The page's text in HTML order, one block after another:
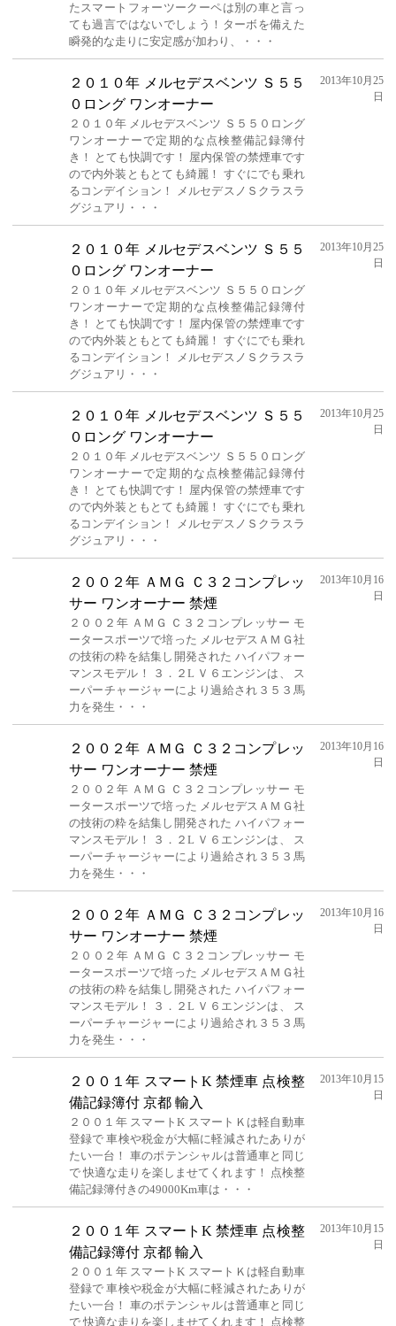
たスマートフォーツークーペは別の車と言っ
ても過言ではないでしょう！ターボを備えた
瞬発的な走りに安定感が加わり、・・・
２０１０年 メルセデスベンツ Ｓ５５
０ロング ワンオーナー
２０１０年 メルセデスベンツ Ｓ５５０ロング
ワンオーナーで定期的な点検整備記録簿付
き！ とても快調です！ 屋内保管の禁煙車です
ので内外装ともとても綺麗！ すぐにでも乗れ
るコンデイション！ メルセデスノＳクラスラ
グジュアリ・・・
2013年10月25
日
２０１０年 メルセデスベンツ Ｓ５５
０ロング ワンオーナー
２０１０年 メルセデスベンツ Ｓ５５０ロング
ワンオーナーで定期的な点検整備記録簿付
き！ とても快調です！ 屋内保管の禁煙車です
ので内外装ともとても綺麗！ すぐにでも乗れ
るコンデイション！ メルセデスノＳクラスラ
グジュアリ・・・
2013年10月25
日
２０１０年 メルセデスベンツ Ｓ５５
０ロング ワンオーナー
２０１０年 メルセデスベンツ Ｓ５５０ロング
ワンオーナーで定期的な点検整備記録簿付
き！ とても快調です！ 屋内保管の禁煙車です
ので内外装ともとても綺麗！ すぐにでも乗れ
るコンデイション！ メルセデスノＳクラスラ
グジュアリ・・・
2013年10月25
日
２００２年 ＡＭＧ Ｃ３２コンプレッ
サー ワンオーナー 禁煙
２００２年 ＡＭＧ Ｃ３２コンプレッサー モ
ータースポーツで培った メルセデスＡＭＧ社
の技術の粋を結集し開発された ハイパフォー
マンスモデル！ ３．２L Ｖ６エンジンは、 ス
ーパーチャージャーにより過給され３５３馬
力を発生・・・
2013年10月16
日
２００２年 ＡＭＧ Ｃ３２コンプレッ
サー ワンオーナー 禁煙
２００２年 ＡＭＧ Ｃ３２コンプレッサー モ
ータースポーツで培った メルセデスＡＭＧ社
の技術の粋を結集し開発された ハイパフォー
マンスモデル！ ３．２L Ｖ６エンジンは、 ス
ーパーチャージャーにより過給され３５３馬
力を発生・・・
2013年10月16
日
２００２年 ＡＭＧ Ｃ３２コンプレッ
サー ワンオーナー 禁煙
２００２年 ＡＭＧ Ｃ３２コンプレッサー モ
ータースポーツで培った メルセデスＡＭＧ社
の技術の粋を結集し開発された ハイパフォー
マンスモデル！ ３．２L Ｖ６エンジンは、 ス
ーパーチャージャーにより過給され３５３馬
力を発生・・・
2013年10月16
日
２００１年 スマートK 禁煙車 点検整
備記録簿付 京都 輸入
２００１年 スマートK スマートＫは軽自動車
登録で 車検や税金が大幅に軽減されたありが
たい一台！ 車のポテンシャルは普通車と同じ
で 快適な走りを楽しませてくれます！ 点検整
備記録簿付きの49000Km車は・・・
2013年10月15
日
２００１年 スマートK 禁煙車 点検整
備記録簿付 京都 輸入
２００１年 スマートK スマートＫは軽自動車
登録で 車検や税金が大幅に軽減されたありが
たい一台！ 車のポテンシャルは普通車と同じ
で 快適な走りを楽しませてくれます！ 点検整
2013年10月15
日